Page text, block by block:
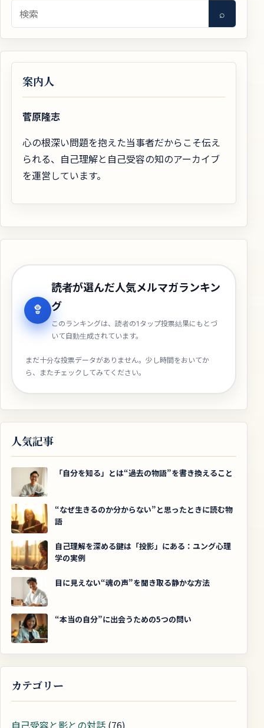
検索 ⌕
案内人
菅原隆志
心の根深い問題を抱えた当事者だからこそ伝え
られる、自己理解と自己受容の知のアーカイブ
を運営しています。
読者が選んだ人気メルマガランキン
グ
このランキングは、読者の1タップ投票結果にもとづ
いて自動生成されています。
まだ十分な投票データがありません。少し時間をおいてか
ら、またチェックしてみてください。
人気記事
「自分を知る」とは“過去の物語”を書き換えること
“なぜ生きるのか分からない”と思ったときに読む物
語
自己理解を深める鍵は「投影」にある：ユング心理
学の実例
目に見えない“魂の声”を聞き取る静かな方法
“本当の自分”に出会うための5つの問い
カテゴリー
自己受容と影との対話 (76)